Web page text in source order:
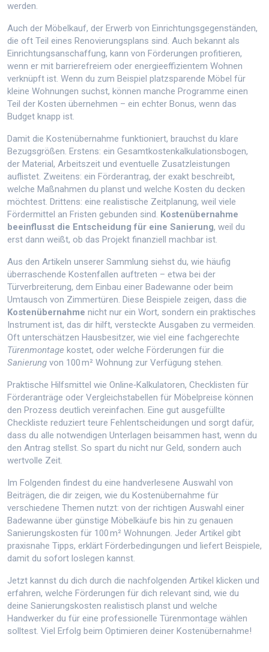
werden.
Auch der Möbelkauf, der Erwerb von Einrichtungsgegenständen,
die oft Teil eines Renovierungsplans sind. Auch bekannt als
Einrichtungsanschaffung, kann von Förderungen profitieren,
wenn er mit barrierefreiem oder energieeffizientem Wohnen
verknüpft ist. Wenn du zum Beispiel platzsparende Möbel für
kleine Wohnungen suchst, können manche Programme einen
Teil der Kosten übernehmen – ein echter Bonus, wenn das
Budget knapp ist.
Damit die Kostenübernahme funktioniert, brauchst du klare
Bezugsgrößen. Erstens: ein Gesamtkostenkalkulationsbogen,
der Material, Arbeitszeit und eventuelle Zusatzleistungen
auflistet. Zweitens: ein Förderantrag, der exakt beschreibt,
welche Maßnahmen du planst und welche Kosten du decken
möchtest. Drittens: eine realistische Zeitplanung, weil viele
Fördermittel an Fristen gebunden sind. Kostenübernahme
beeinflusst die Entscheidung für eine Sanierung, weil du
erst dann weißt, ob das Projekt finanziell machbar ist.
Aus den Artikeln unserer Sammlung siehst du, wie häufig
überraschende Kostenfallen auftreten – etwa bei der
Türverbreiterung, dem Einbau einer Badewanne oder beim
Umtausch von Zimmertüren. Diese Beispiele zeigen, dass die
Kostenübernahme nicht nur ein Wort, sondern ein praktisches
Instrument ist, das dir hilft, versteckte Ausgaben zu vermeiden.
Oft unterschätzen Hausbesitzer, wie viel eine fachgerechte
Türenmontage kostet, oder welche Förderungen für die
Sanierung von 100 m² Wohnung zur Verfügung stehen.
Praktische Hilfsmittel wie Online‑Kalkulatoren, Checklisten für
Förderanträge oder Vergleichstabellen für Möbelpreise können
den Prozess deutlich vereinfachen. Eine gut ausgefüllte
Checkliste reduziert teure Fehlentscheidungen und sorgt dafür,
dass du alle notwendigen Unterlagen beisammen hast, wenn du
den Antrag stellst. So spart du nicht nur Geld, sondern auch
wertvolle Zeit.
Im Folgenden findest du eine handverlesene Auswahl von
Beiträgen, die dir zeigen, wie du Kostenübernahme für
verschiedene Themen nutzt: von der richtigen Auswahl einer
Badewanne über günstige Möbelkäufe bis hin zu genauen
Sanierungskosten für 100 m² Wohnungen. Jeder Artikel gibt
praxisnahe Tipps, erklärt Förderbedingungen und liefert Beispiele,
damit du sofort loslegen kannst.
Jetzt kannst du dich durch die nachfolgenden Artikel klicken und
erfahren, welche Förderungen für dich relevant sind, wie du
deine Sanierungskosten realistisch planst und welche
Handwerker du für eine professionelle Türenmontage wählen
solltest. Viel Erfolg beim Optimieren deiner Kostenübernahme!